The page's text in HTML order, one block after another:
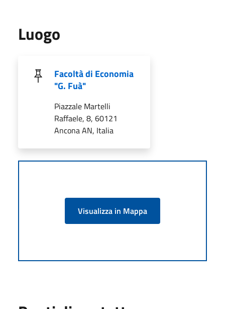
Luogo
Facoltà di Economia
"G. Fuà"
Piazzale Martelli
Raffaele, 8, 60121
Ancona AN, Italia
Visualizza in Mappa